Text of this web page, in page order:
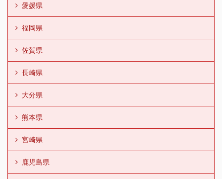
愛媛県
福岡県
佐賀県
長崎県
大分県
熊本県
宮崎県
鹿児島県